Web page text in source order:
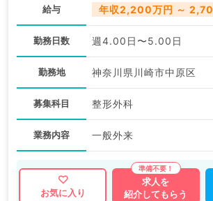
給与 年収2,200万円 ～
勤務日数 週4.00日〜5.00日
勤務地 神奈川県川崎市中原区
募集科目 整形外科
業務内容 一般外来
お気に入り
求人を
紹介してもらう